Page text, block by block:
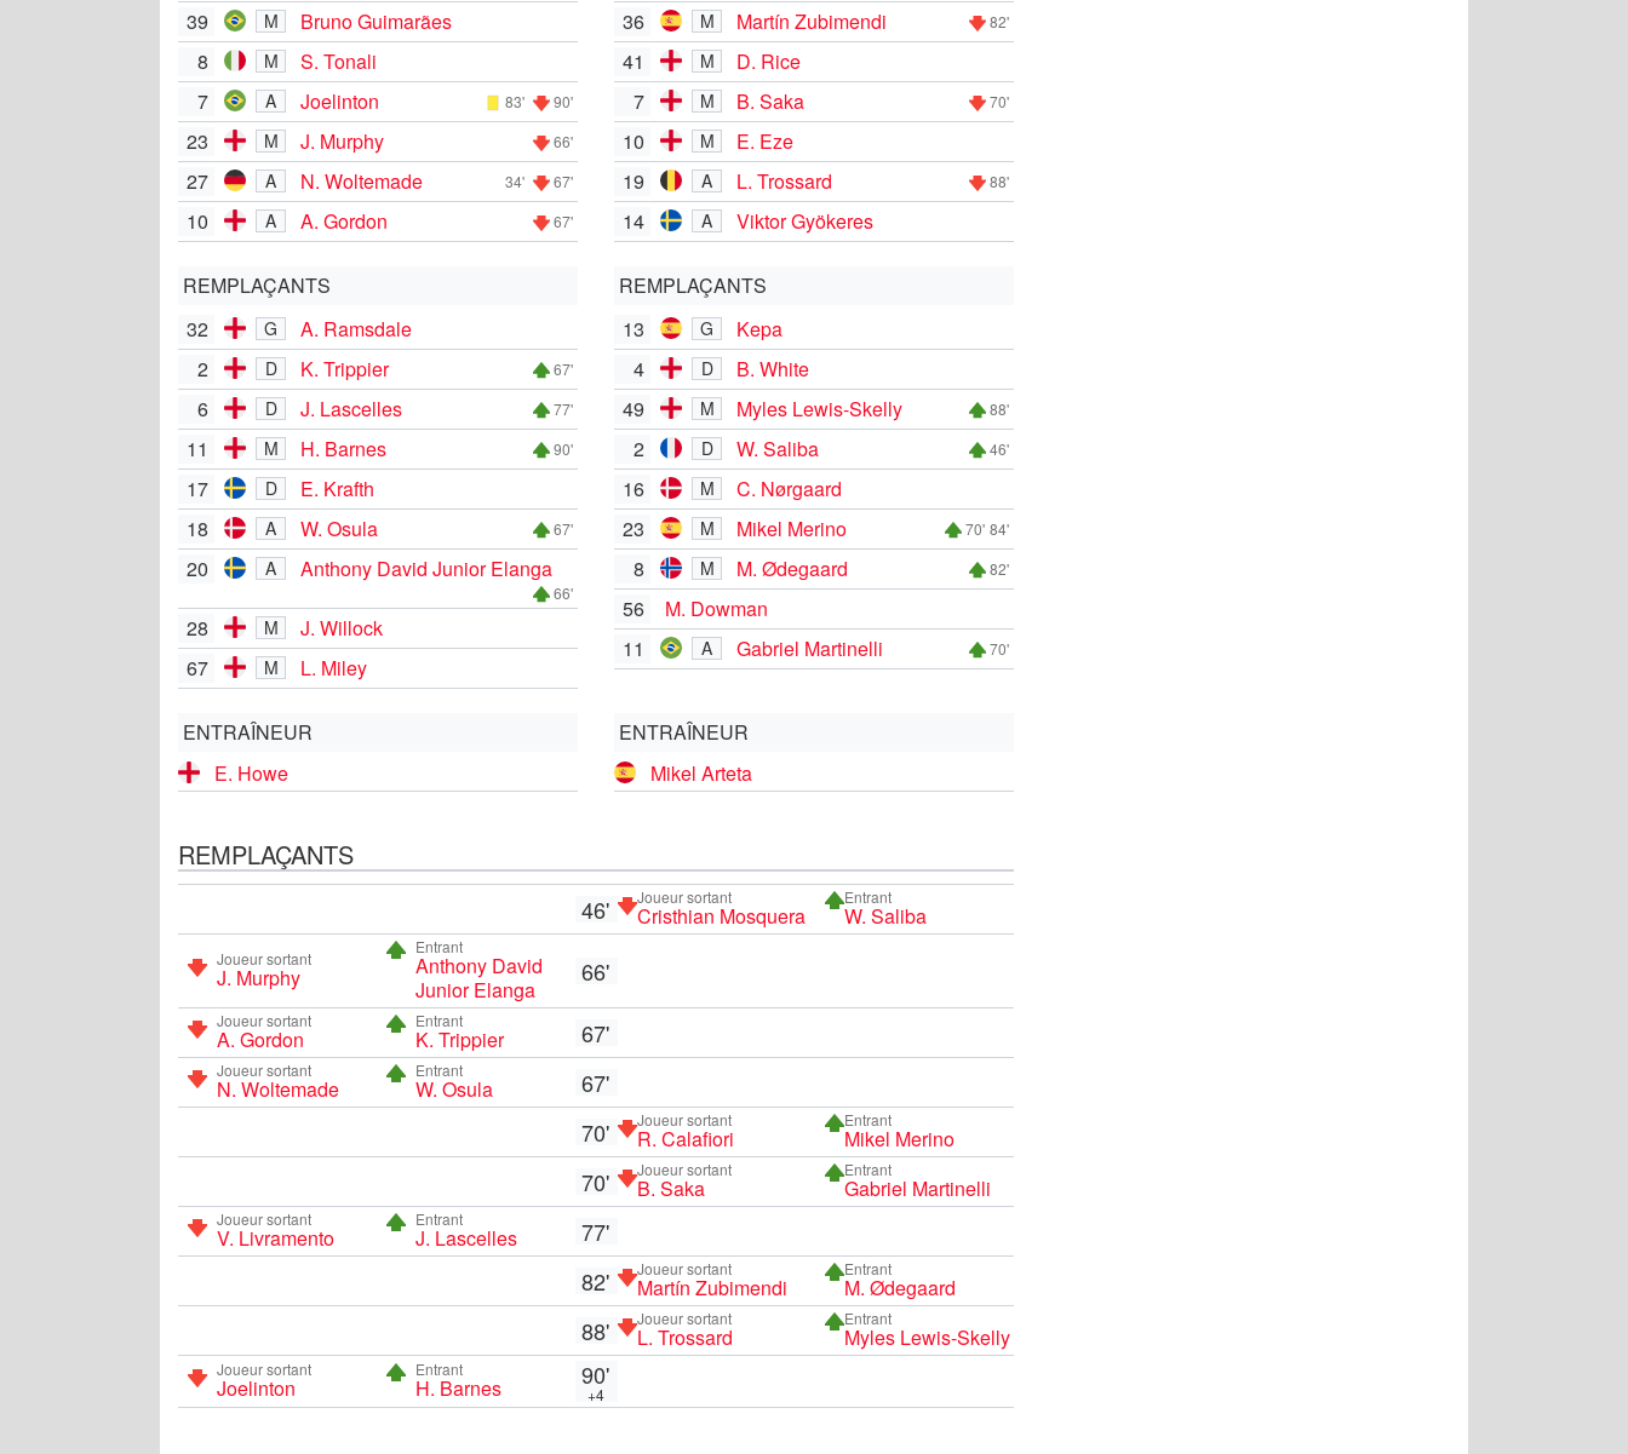
39 M
Bruno Guimarães
8
M
S. Tonali
7
A Joelinton 83' 90'
23 M J. Murphy 66'
27 A N. Woltemade 34' 67'
10 A A. Gordon 67'
REMPLAÇANTS
32
G
A. Ramsdale
2
D K. Trippier 67'
6 D J. Lascelles 77'
11 M H. Barnes 90'
17 D
E. Krafth
18
A W. Osula 67'
20 A Anthony David Junior Elanga
66'
28 M
J. Willock
67
M L. Miley
ENTRAÎNEUR
E. Howe
36 M Martín Zubimendi 82'
41 M
D. Rice
7
M B. Saka 70'
10 M
E. Eze
19
A L. Trossard 88'
14 A Viktor Gyökeres
REMPLAÇANTS
13
G
Kepa
4
D
B. White
49
M Myles Lewis-Skelly 88'
2 D W. Saliba 46'
16 M
C. Nørgaard
23
M Mikel Merino 70' 84'
8 M M. Ødegaard 82'
56
M. Dowman
11
A Gabriel Martinelli 70'
ENTRAÎNEUR
Mikel Arteta
REMPLAÇANTS
46' Joueur sortant
Cristhian Mosquera
Entrant
W. Saliba
Joueur sortant
J. Murphy
Entrant
Anthony David
Junior Elanga
66'
Joueur sortant
A. Gordon
Entrant
K. Trippier 67'
Joueur sortant
N. Woltemade
Entrant
W. Osula
67'
70'
Joueur sortant
R. Calafiori
Entrant
Mikel Merino
70' Joueur sortant
B. Saka
Entrant
Gabriel Martinelli
Joueur sortant
V. Livramento
Entrant
J. Lascelles
77'
82'
Joueur sortant
Martín Zubimendi
Entrant
M. Ødegaard
88' Joueur sortant
L. Trossard
Entrant
Myles Lewis-Skelly
Joueur sortant
Joelinton
Entrant
H. Barnes 90'
+4